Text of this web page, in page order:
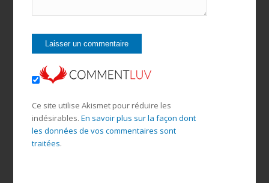
Ce site utilise Akismet pour réduire les
indésirables. En savoir plus sur la façon dont
les données de vos commentaires sont
traitées.